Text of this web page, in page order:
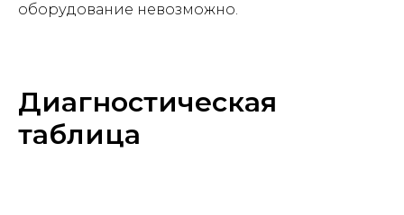
оборудование невозможно.
Диагностическая
таблица